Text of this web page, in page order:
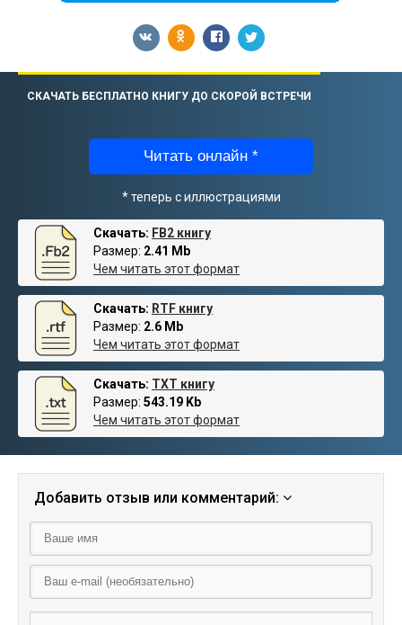
СКАЧАТЬ БЕСПЛАТНО КНИГУ ДО СКОРОЙ ВСТРЕЧИ
Читать онлайн *
* теперь с иллюстрациями
Скачать: FB2 книгу
Размер: 2.41 Mb
Чем читать этот формат
Скачать: RTF книгу
Размер: 2.6 Mb
Чем читать этот формат
Скачать: TXT книгу
Размер: 543.19 Kb
Чем читать этот формат
Добавить отзыв или комментарий: